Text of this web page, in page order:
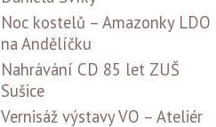
Noc kostelů – Amazonky LDO
na Andělíčku
Nahrávání CD 85 let ZUŠ
Sušice
Vernisáž výstavy VO – Ateliér